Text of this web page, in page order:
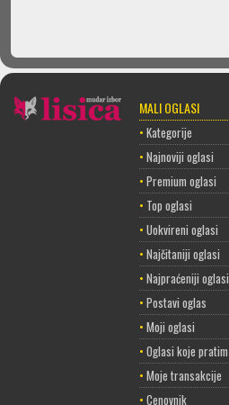
MALI OGLASI
• Kategorije
• Najnoviji oglasi
• Premium oglasi
• Top oglasi
• Uokvireni oglasi
• Najčitaniji oglasi
• Najpraćeniji oglasi
• Postavi oglas
• Moji oglasi
• Oglasi koje pratim
• Moje transakcije
• Cenovnik